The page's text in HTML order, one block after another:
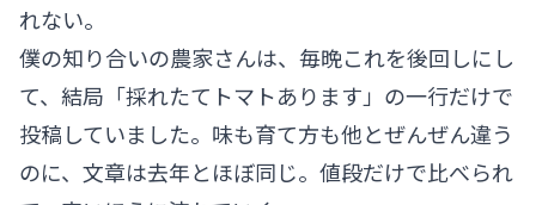
れない。
僕の知り合いの農家さんは、毎晩これを後回しにし
て、結局「採れたてトマトあります」の一行だけで
投稿していました。味も育て方も他とぜんぜん違う
のに、文章は去年とほぼ同じ。値段だけで比べられ